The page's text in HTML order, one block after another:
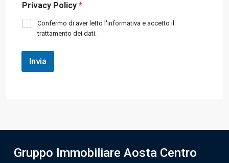
i
t
e
n
t
o
s
a
Privacy Policy *
Confermo di aver letto l'informativa e accetto il
trattamento dei dati.
Invia
Gruppo Immobiliare Aosta Centro